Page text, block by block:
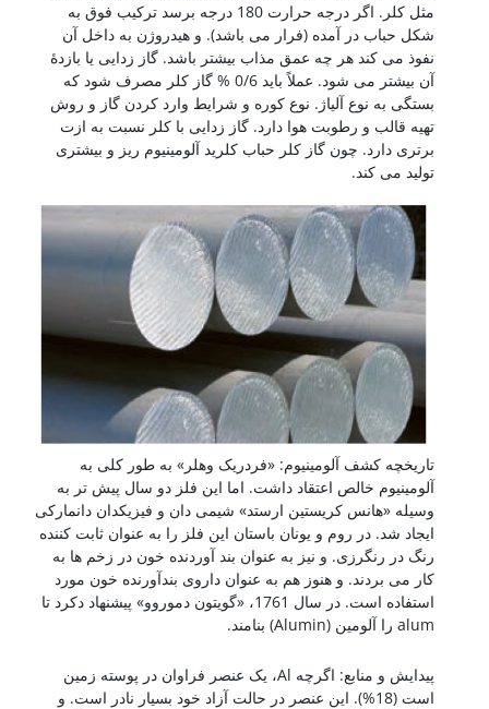
مثل کلر. اگر درجه حرارت 180 درجه برسد ترکیب فوق به
شکل حباب در آمده (فرار می باشد). و هیدروژن به داخل آن
نفوذ می کند هر چه عمق مذاب بیشتر باشد. گاز زدایی یا بازدۀ
آن بیشتر می شود. عملاً باید 0/6 % گاز کلر مصرف شود که
بستگی به نوع آلیاژ. نوع کوره و شرایط وارد کردن گاز و روش
تهیه قالب و رطوبت هوا دارد. گاز زدایی با کلر نسبت به ازت
برتری دارد. چون گاز کلر حباب کلرید آلومینیوم ریز و بیشتری
تولید می کند.
تاریخچه کشف آلومینیوم: «فردریک وهلر» به طور کلی به
آلومینیوم خالص اعتقاد داشت. اما این فلز دو سال پیش تر به
وسیله «هانس کریستین ارستد» شیمی دان و فیزیکدان دانمارکی
ایجاد شد. در روم و یونان باستان این فلز را به عنوان ثابت کننده
رنگ در رنگرزی. و نیز به عنوان بند آوردنده خون در زخم ها به
کار می بردند. و هنوز هم به عنوان داروی بندآورنده خون مورد
استفاده است. در سال 1761، «گویتون دموروو» پیشنهاد دکرد تا
alum را آلومین (Alumin) بنامند.
پیدایش و منابع: اگرچه Al، یک عنصر فراوان در پوسته زمین
است (18%). این عنصر در حالت آزاد خود بسیار نادر است. و